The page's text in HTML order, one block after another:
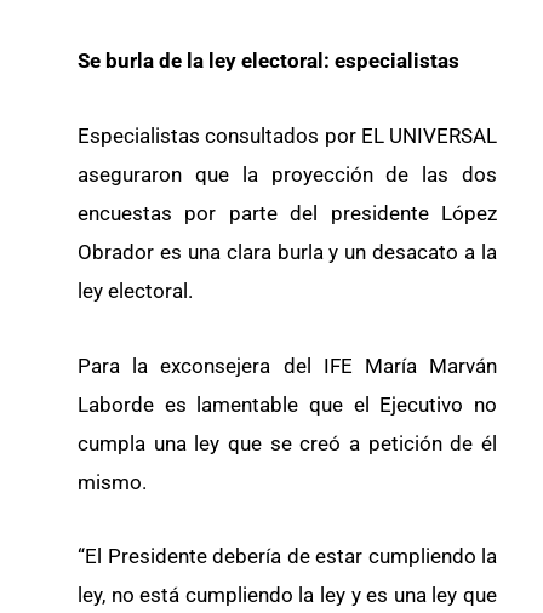
Se burla de la ley electoral: especialistas
Especialistas consultados por EL UNIVERSAL
aseguraron que la proyección de las dos
encuestas por parte del presidente López
Obrador es una clara burla y un desacato a la
ley electoral.
Para la exconsejera del IFE María Marván
Laborde es lamentable que el Ejecutivo no
cumpla una ley que se creó a petición de él
mismo.
“El Presidente debería de estar cumpliendo la
ley, no está cumpliendo la ley y es una ley que